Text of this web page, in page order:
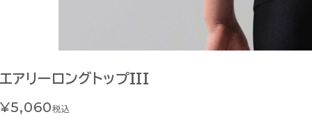
エアリーロングトップIII
¥5,060税込